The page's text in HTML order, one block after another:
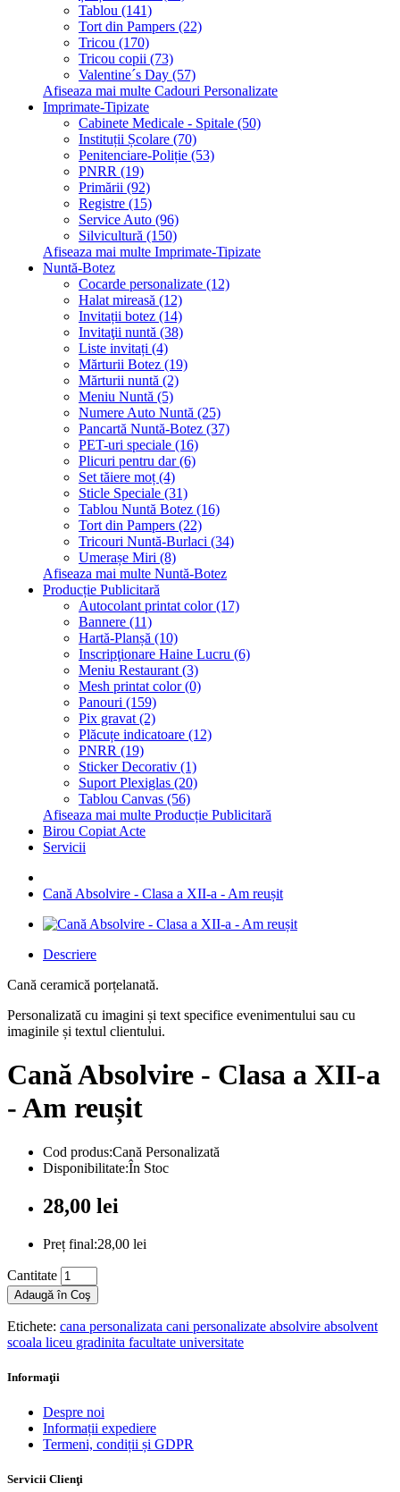
Tablou (141)
Tort din Pampers (22)
Tricou (170)
Tricou copii (73)
Valentine´s Day (57)
Afiseaza mai multe Cadouri Personalizate
Imprimate-Tipizate
Cabinete Medicale - Spitale (50)
Instituții Școlare (70)
Penitenciare-Poliție (53)
PNRR (19)
Primării (92)
Registre (15)
Service Auto (96)
Silvicultură (150)
Afiseaza mai multe Imprimate-Tipizate
Nuntă-Botez
Cocarde personalizate (12)
Halat mireasă (12)
Invitații botez (14)
Invitaţii nuntă (38)
Liste invitați (4)
Mărturii Botez (19)
Mărturii nuntă (2)
Meniu Nuntă (5)
Numere Auto Nuntă (25)
Pancartă Nuntă-Botez (37)
PET-uri speciale (16)
Plicuri pentru dar (6)
Set tăiere moț (4)
Sticle Speciale (31)
Tablou Nuntă Botez (16)
Tort din Pampers (22)
Tricouri Nuntă-Burlaci (34)
Umerașe Miri (8)
Afiseaza mai multe Nuntă-Botez
Producție Publicitară
Autocolant printat color (17)
Bannere (11)
Hartă-Planșă (10)
Inscripţionare Haine Lucru (6)
Meniu Restaurant (3)
Mesh printat color (0)
Panouri (159)
Pix gravat (2)
Plăcuțe indicatoare (12)
PNRR (19)
Sticker Decorativ (1)
Suport Plexiglas (20)
Tablou Canvas (56)
Afiseaza mai multe Producție Publicitară
Birou Copiat Acte
Servicii
Cană Absolvire - Clasa a XII-a - Am reușit
Descriere
Cană ceramică porțelanată.
Personalizată cu imagini și text specifice evenimentului sau cu
imaginile și textul clientului.
Cană Absolvire - Clasa a XII-a
- Am reușit
Cod produs:Cană Personalizată
Disponibilitate:În Stoc
28,00 lei
Preț final:28,00 lei
Cantitate
Adaugă în Coş
Etichete: cana personalizata cani personalizate absolvire absolvent
scoala liceu gradinita facultate universitate
Informaţii
Despre noi
Informații expediere
Termeni, condiții și GDPR
Servicii Clienţi